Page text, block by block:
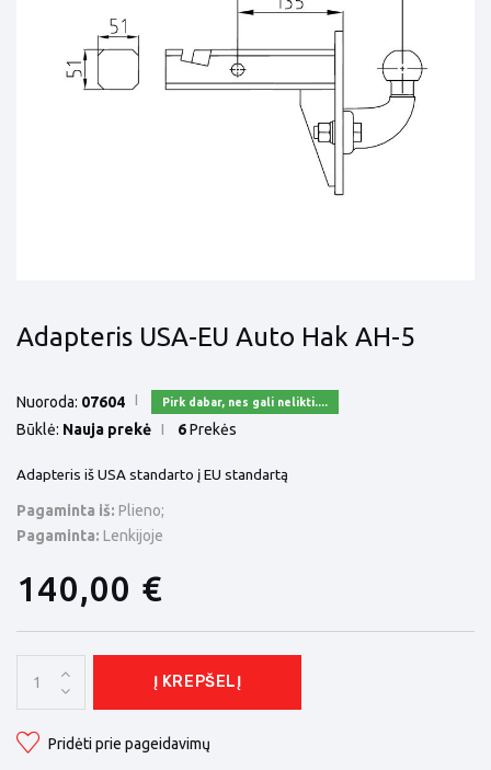
Adapteris USA-EU Auto Hak AH-5
Nuoroda: 07604 Pirk dabar, nes gali nelikti....
Būklė: Nauja prekė 6Prekės
Adapteris iš USA standarto į EU standartą
Pagaminta iš: Plieno;
Pagaminta: Lenkijoje
140,00 €
Į KREPŠELĮ
Pridėti prie pageidavimų